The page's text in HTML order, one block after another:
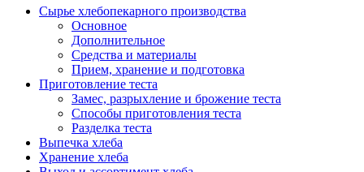
Сырье хлебопекарного производства
Основное
Дополнительное
Средства и материалы
Прием, хранение и подготовка
Приготовление теста
Замес, разрыхление и брожение теста
Способы приготовления теста
Разделка теста
Выпечка хлеба
Хранение хлеба